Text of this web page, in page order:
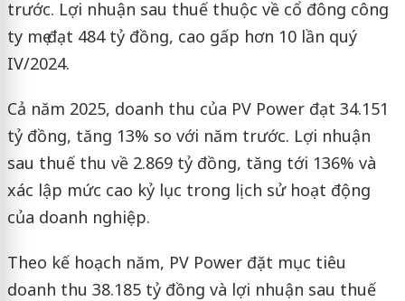
trước. Lợi nhuận sau thuế thuộc về cổ đông công
ty mẹ đạt 484 tỷ đồng, cao gấp hơn 10 lần quý
IV/2024.
Cả năm 2025, doanh thu của PV Power đạt 34.151
tỷ đồng, tăng 13% so với năm trước. Lợi nhuận
sau thuế thu về 2.869 tỷ đồng, tăng tới 136% và
xác lập mức cao kỷ lục trong lịch sử hoạt động
của doanh nghiệp.
Theo kế hoạch năm, PV Power đặt mục tiêu
doanh thu 38.185 tỷ đồng và lợi nhuận sau thuế